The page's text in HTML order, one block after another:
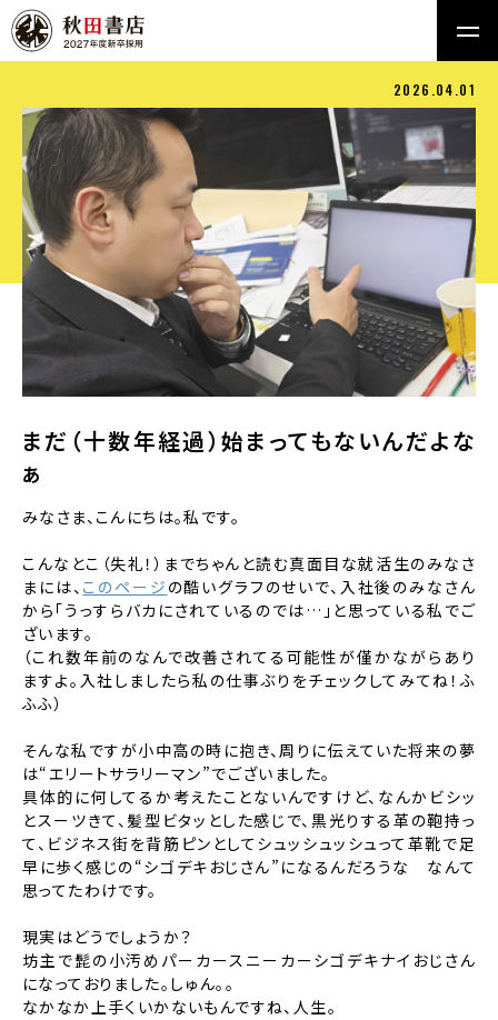
2026.04.01
まだ（十数年経過）始まってもないんだよな
ぁ
みなさま、こんにちは。私です。
こんなとこ（失礼！）までちゃんと読む真面目な就活生のみなさ
まには、 このページ の酷いグラフのせいで、入社後のみなさん
から「うっすらバカにされているのでは…」と思っている私でご
ざいます。
（これ数年前のなんで改善されてる可能性が僅かながらあり
ますよ。入社しましたら私の仕事ぶりをチェックしてみてね！ふ
ふふ）
そんな私ですが小中高の時に抱き、周りに伝えていた将来の夢
は“エリートサラリーマン”でございました。
具体的に何してるか考えたことないんですけど、なんかビシッ
とスーツきて、髪型ビタッとした感じで、黒光りする革の鞄持っ
て、ビジネス街を背筋ピンとしてシュッシュッシュって革靴で足
早に歩く感じの“シゴデキおじさん”になるんだろうな なんて
思ってたわけです。
現実はどうでしょうか？
坊主で髭の小汚めパーカースニーカーシゴデキナイおじさん
になっておりました。しゅん。。
なかなか上手くいかないもんですね、人生。